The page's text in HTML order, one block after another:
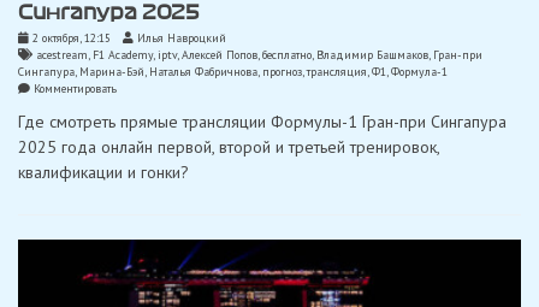
Сингапура 2025
2 октября, 12:15
Илья Навроцкий
acestream, F1 Academy, iptv,Алексей Попов,бесплатно, Владимир Башмаков, Гран-при
Сингапура, Марина-Бэй, Наталья Фабричнова, прогноз,трансляция,Ф1,Формула-1
Комментироватьon
Где
смотреть
Гран-
при
Где смотреть прямые трансляции Формулы-1 Гран-при Сингапура
2025 года онлайн первой, второй и третьей тренировок,
квалификации и гонки?